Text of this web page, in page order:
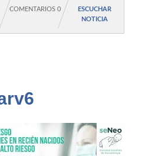
COMENTARIOS 0
ESCUCHAR
NOTICIA